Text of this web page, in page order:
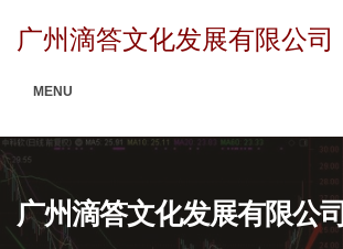
广州滴答文化发展有限公司
MENU
广州滴答文化发展有限公司